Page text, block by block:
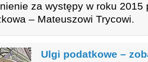
za występy w roku 2015
– Mateuszowi Trycowi.
Ulgi podatkowe –